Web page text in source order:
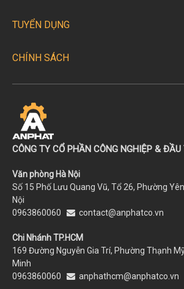
TUYỂN DỤNG
CHÍNH SÁCH
CÔNG TY CỔ PHẦN CÔNG NGHIỆP &
Văn phòng Hà Nội
Số 15 Phố Lưu Quang Vũ, Tổ 26, Phường
Nội
0963860060
contact@anphatco.vn
Chi Nhánh TP.HCM
169 Đường Nguyễn Gia Trí, Phường Thạnh
Minh
0963860060
anphathcm@anphatco.vn